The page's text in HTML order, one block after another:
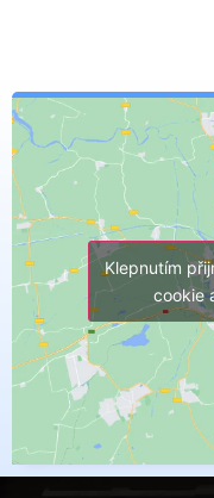
Klepnutím
cookie